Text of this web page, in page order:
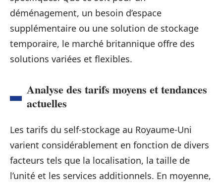
déménagement, un besoin d’espace
supplémentaire ou une solution de stockage
temporaire, le marché britannique offre des
solutions variées et flexibles.
Analyse des tarifs moyens et tendances
actuelles
Les tarifs du self-stockage au Royaume-Uni
varient considérablement en fonction de divers
facteurs tels que la localisation, la taille de
l’unité et les services additionnels. En moyenne,